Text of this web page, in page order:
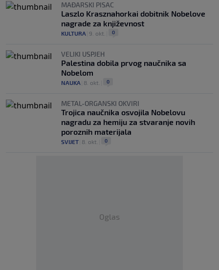
MAĐARSKI PISAC
Laszlo Krasznahorkai dobitnik Nobelove
nagrade za književnost
KULTURA 9. okt. 0
VELIKI USPJEH
Palestina dobila prvog naučnika sa
Nobelom
NAUKA 8. okt. 0
METAL-ORGANSKI OKVIRI
Trojica naučnika osvojila Nobelovu
nagradu za hemiju za stvaranje novih
poroznih materijala
SVIJET 8. okt. 0
Oglas